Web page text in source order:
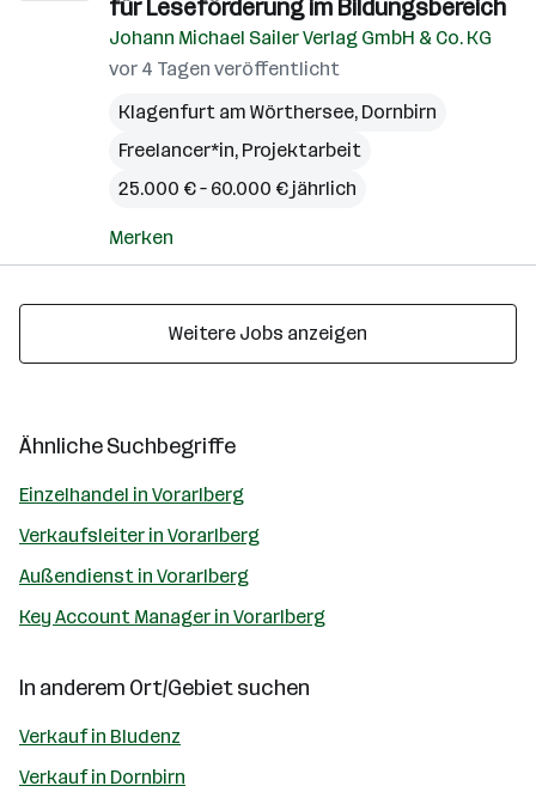
für Leseförderung im Bildungsbereich
Johann Michael Sailer Verlag GmbH & Co. KG
vor 4 Tagen veröffentlicht
Klagenfurt am Wörthersee, Dornbirn
Freelancer*in, Projektarbeit
25.000 € – 60.000 € jährlich
Merken
Weitere Jobs anzeigen
Ähnliche Suchbegriffe
Einzelhandel in Vorarlberg
Verkaufsleiter in Vorarlberg
Außendienst in Vorarlberg
Key Account Manager in Vorarlberg
In anderem Ort/Gebiet suchen
Verkauf in Bludenz
Verkauf in Dornbirn